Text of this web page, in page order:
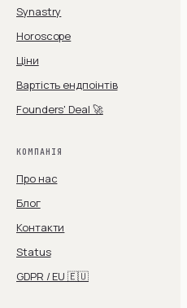
Synastry
Horoscope
Ціни
Вартість ендпоінтів
Founders' Deal 🚀
КОМПАНІЯ
Про нас
Блог
Контакти
Status
GDPR / EU 🇪🇺